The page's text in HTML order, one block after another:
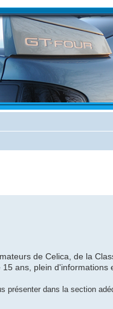
de Celica, de la
ans, plein
présenter dans la section